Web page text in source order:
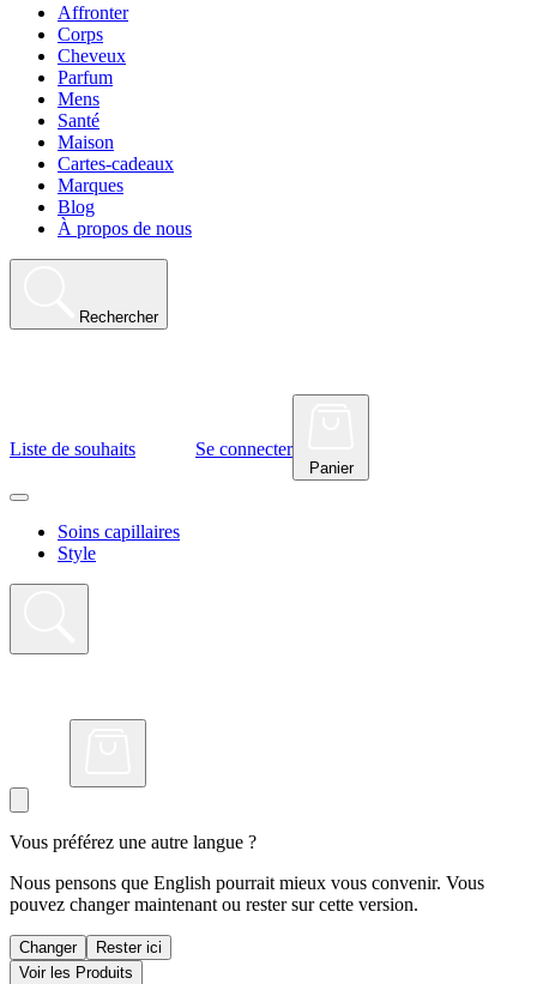
Affronter
Corps
Cheveux
Parfum
Mens
Santé
Maison
Cartes-cadeaux
Marques
Blog
À propos de nous
Rechercher
Liste de souhaits Se connecter
Panier
Soins capillaires
Style
Vous préférez une autre langue ?
Nous pensons que English pourrait mieux vous convenir. Vous
pouvez changer maintenant ou rester sur cette version.
Changer
Rester ici
Voir les Produits